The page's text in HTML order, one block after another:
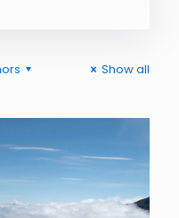
Show all